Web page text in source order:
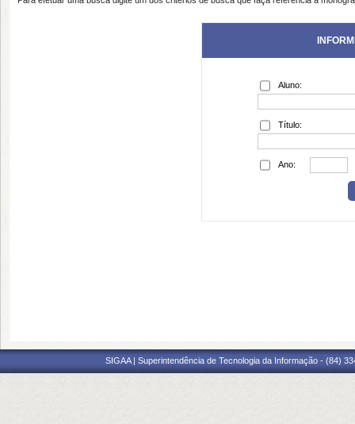
Aluno:
Título:
Ano:
SIGAA | Superintendência de Tecnologia da Informação - (84)